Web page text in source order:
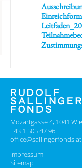
Mozartgasse 4, 1041
+43 1 505 47 96
office@sallingerfonds.at
Impressum
Sitemap